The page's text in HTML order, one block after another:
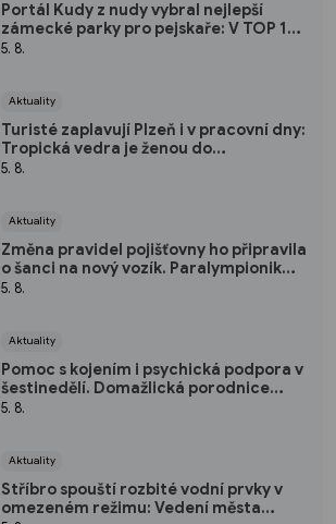
Portál Kudy z nudy vybral nejlepší
zámecké parky pro pejskaře: V TOP 10
nechybí ani jeden kousek od Plzně
5. 8.
Aktuality
Turisté zaplavují Plzeň i v pracovní dny:
Tropická vedra je ženou do
pivovarských sklepů a podzemí
5. 8.
Aktuality
Změna pravidel pojišťovny ho připravila
o šanci na nový vozík. Paralympionik
Ondřej Kaas přesto bojuje o
5. 8.
Aktuality
Pomoc s kojením i psychická podpora v
šestinedělí. Domažlická porodnice
nabízí ženám návštěvní službu zdarma
5. 8.
Aktuality
Stříbro spouští rozbité vodní prvky v
omezeném režimu: Vedení města